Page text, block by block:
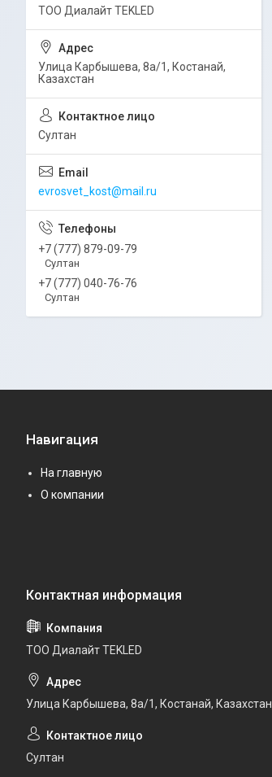
ТОО Диалайт TEKLED
Улица Карбышева, 8а/1, Костанай,
Казахстан
Султан
evrosvet_kost@mail.ru
+7 (777) 879-09-79
Султан
+7 (777) 040-76-76
Султан
Навигация
На главную
О компании
ТОО Диалайт TEKLED
Улица Карбышева, 8а/1, Костанай, Казахстан
Султан